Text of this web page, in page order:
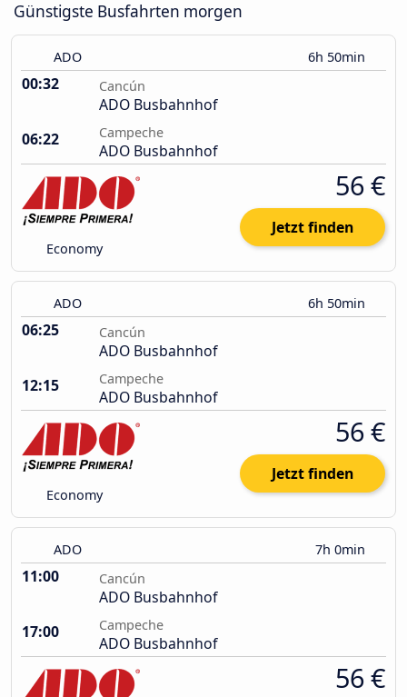
Günstigste Busfahrten morgen
ADO 6h 50min
00:32 Cancún
ADO Busbahnhof
06:22
Campeche
ADO Busbahnhof
Economy
56 €
Jetzt finden
ADO 6h 50min
06:25 Cancún
ADO Busbahnhof
12:15
Campeche
ADO Busbahnhof
Economy
56 €
Jetzt finden
ADO 7h 0min
11:00 Cancún
ADO Busbahnhof
17:00
Campeche
ADO Busbahnhof
56 €